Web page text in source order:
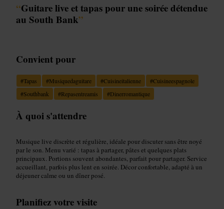
“Guitare live et tapas pour une soirée détendue
au South Bank”
Convient pour
#Tapas #Musiquedaguitare #Cuisineitalienne #Cuisineespagnole
#Southbank #Repasentreamis #Dinerromantique
À quoi s'attendre
Musique live discrète et régulière, idéale pour discuter sans être noyé
par le son. Menu varié : tapas à partager, pâtes et quelques plats
principaux. Portions souvent abondantes, parfait pour partager. Service
accueillant, parfois plus lent en soirée. Décor confortable, adapté à un
déjeuner calme ou un dîner posé.
Planifiez votre visite